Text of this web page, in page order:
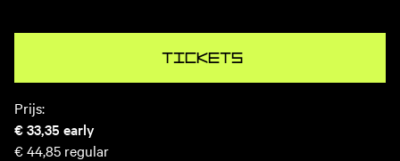
Tickets
Prijs:
€ 33,35 early
€ 44,85 regular